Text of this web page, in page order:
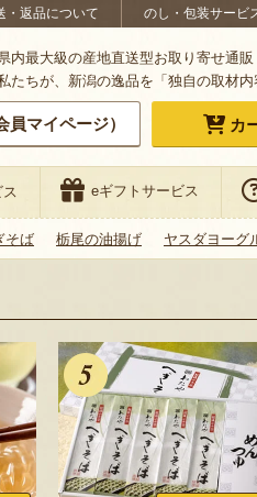
・返品について のし・包装サービ
内最大級の産地直送型お取り寄せ通販
たちが、新潟の逸品を「独自の取材内
員マイページ） カ
eギフトサービス
そば 栃尾の油揚げ ヤスダヨーグ